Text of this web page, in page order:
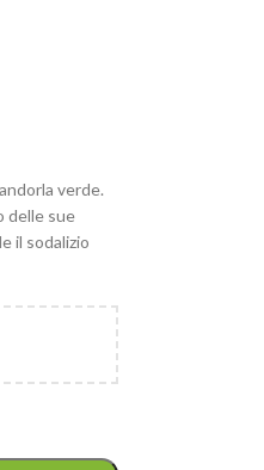
verde.
delle sue
il sodalizio